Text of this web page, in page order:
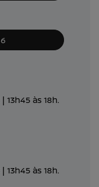
13h45 às 18h.
13h45 às 18h.